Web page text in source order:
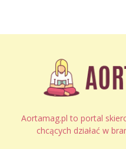
Aortamag.pl to portal
chcących działać w